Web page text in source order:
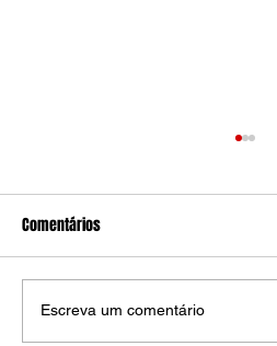
Comentários
Escreva um comentário